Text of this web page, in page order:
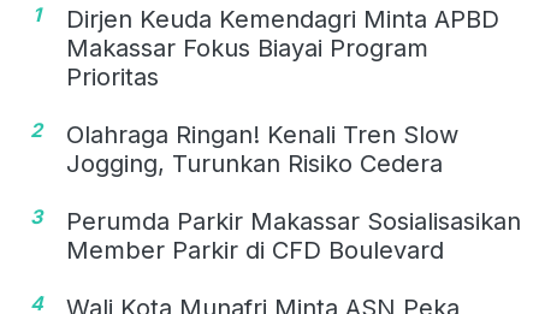
1
Dirjen Keuda Kemendagri Minta APBD
Makassar Fokus Biayai Program
Prioritas
2
Olahraga Ringan! Kenali Tren Slow
Jogging, Turunkan Risiko Cedera
3
Perumda Parkir Makassar Sosialisasikan
Member Parkir di CFD Boulevard
4
Wali Kota Munafri Minta ASN Peka